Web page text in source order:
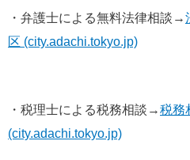
・弁護士による無料法律相談→
区 (city.adachi.tokyo.jp)
・税理士による税務相談→税務
(city.adachi.tokyo.jp)